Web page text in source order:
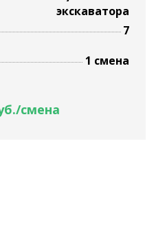
экскаватора
7
1 смена
смена